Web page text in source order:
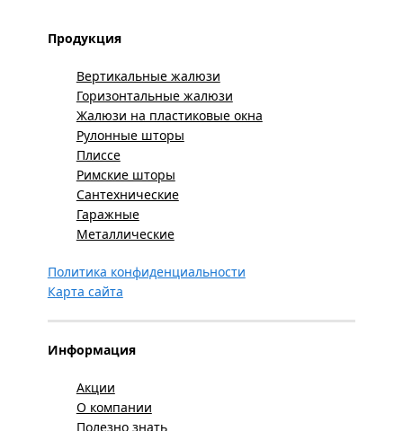
Продукция
Вертикальные жалюзи
Горизонтальные жалюзи
Жалюзи на пластиковые окна
Рулонные шторы
Плиссе
Римские шторы
Сантехнические
Гаражные
Металлические
Политика конфиденциальности
Карта сайта
Информация
Акции
О компании
Полезно знать